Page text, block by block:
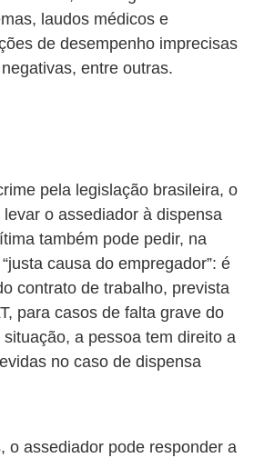
laudos médicos e
de desempenho imprecisas
entre outras.
pela legislação brasileira, o
o assediador à dispensa
também pode pedir, na
causa do empregador”: é
contrato de trabalho, prevista
para casos de falta grave do
a pessoa tem direito a
no caso de dispensa
o assediador pode responder a